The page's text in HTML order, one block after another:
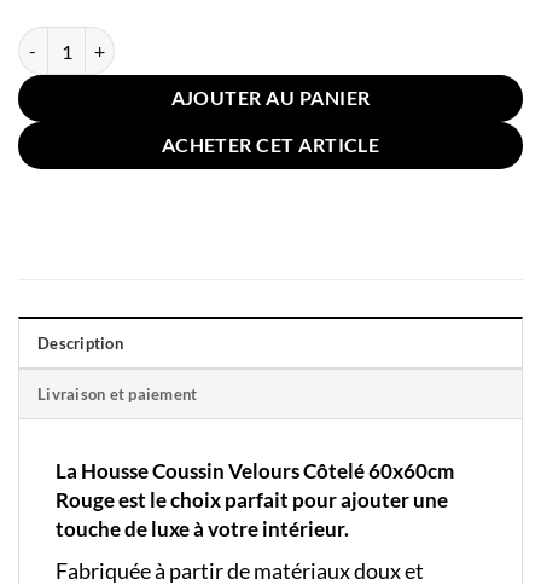
quantité de Housse Coussin Velours Côtelé 60x60cm Rouge
AJOUTER AU PANIER
ACHETER CET ARTICLE
Description
Livraison et paiement
La Housse Coussin Velours Côtelé 60x60cm
Rouge est le choix parfait pour ajouter une
touche de luxe à votre intérieur.
Fabriquée à partir de matériaux doux et